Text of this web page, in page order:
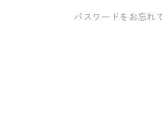
パスワードをお忘れ